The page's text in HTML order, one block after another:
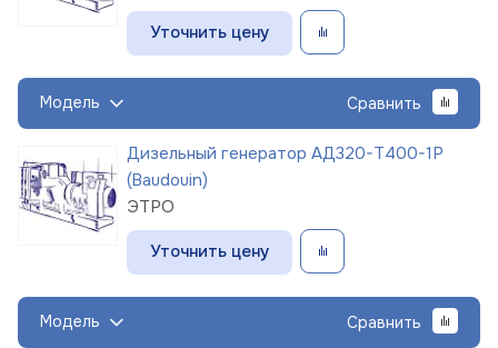
Уточнить цену
Модель Сравнить
Дизельный генератор АД320-Т400-1Р
(Baudouin)
ЭТРО
Уточнить цену
Модель Сравнить